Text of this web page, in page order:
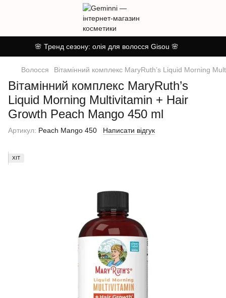
🌸 Тренд сезону: олія для волосся Gisou 🌸
Волосся Вітамінний комплекс MaryRuth’s Liquid Morning
Вітамінний комплекс MaryRuth’s
Liquid Morning Multivitamin + Hair
Growth Peach Mango 450 ml
Артикул: Peach Mango 450 Написати відгук
ХІТ